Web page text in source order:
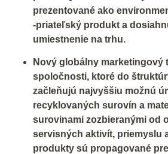
prezentované ako
-priateľský produkt a
umiestnenie na trhu.
Nový globálny marketingový
spoločnosti, ktoré do
začleňujú najvyššiu možnú
recyklovaných surovín a
surovinami zozbieranými od
servisných aktivít, priemyslu
produkty sú propagované